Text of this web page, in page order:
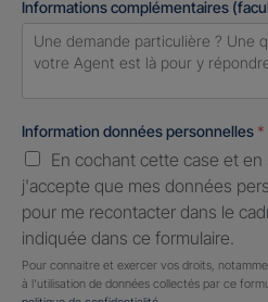
Informations complémentaires
Information données personnelles *
En cochant cette case et
j'accepte que mes données
pour me recontacter dans le
indiquée dans ce formulaire.
Pour connaitre et exercer vos droits,
à l'utilisation de données collectés par ce